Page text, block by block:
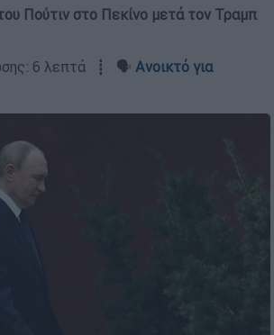
Πούτιν στο Πεκίνο μετά τον Τραμπ
6 λεπτά ┋ 🗣️ Ανοικτό για